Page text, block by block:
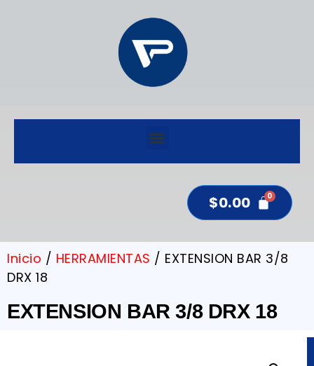
$0.00
Inicio / HERRAMIENTAS / EXTENSION BAR 3/8
DRX 18
EXTENSION BAR 3/8 DRX 18